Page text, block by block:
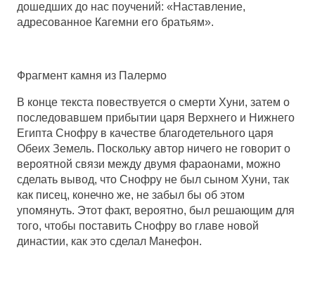
дошедших до нас поучений: «Наставление,
адресованное Кагемни его братьям».
Фрагмент камня из Палермо
В конце текста повествуется о смерти Хуни, затем о
последовавшем прибытии царя Верхнего и Нижнего
Египта Снофру в качестве благодетельного царя
Обеих Земель. Поскольку автор ничего не говорит о
вероятной связи между двумя фараонами, можно
сделать вывод, что Снофру не был сыном Хуни, так
как писец, конечно же, не забыл бы об этом
упомянуть. Этот факт, вероятно, был решающим для
того, чтобы поставить Снофру во главе новой
династии, как это сделал Манефон.